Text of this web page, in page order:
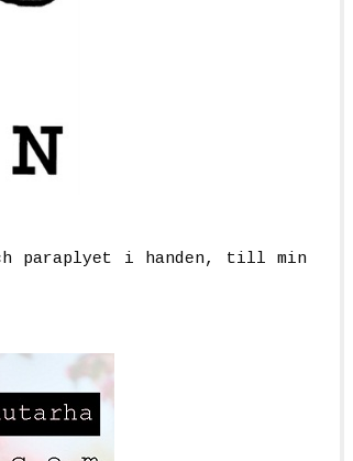
paraplyet i handen, till min